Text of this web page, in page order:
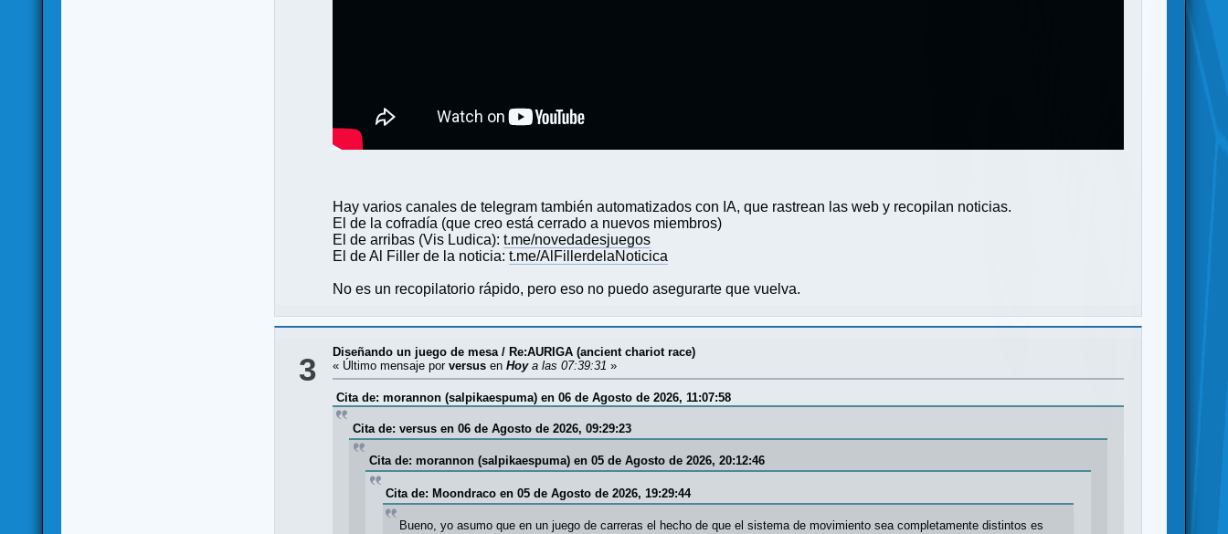
Hay varios canales de telegram también automatizados con IA, que rastrean las web y recopilan noticias.
El de la cofradía (que creo está cerrado a nuevos miembros)
El de arribas (Vis Ludica):t.me/novedadesjuegos
El de Al Filler de la noticia:t.me/AlFillerdelaNoticica
No es un recopilatorio rápido, pero eso no puedo asegurarte que vuelva.
3 Diseñando un juego de mesa / Re:AURIGA (ancient chariot race)
« Último mensaje porversus en Hoya las 07:39:31 »
Cita de: morannon (salpikaespuma) en 06 de Agosto de 2026, 11:07:58
Cita de: versus en 06 de Agosto de 2026, 09:29:23
Cita de: morannon (salpikaespuma) en 05 de Agosto de 2026, 20:12:46
Cita de: Moondraco en 05 de Agosto de 2026, 19:29:44
Bueno, yo asumo que en un juego de carreras el hecho de que el sistema de movimiento sea completamente distintos es